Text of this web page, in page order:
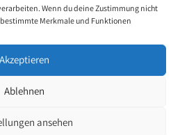
Wenn du deine Zustimmung nicht
Merkmale und Funktionen
Akzeptieren
Ablehnen
ansehen